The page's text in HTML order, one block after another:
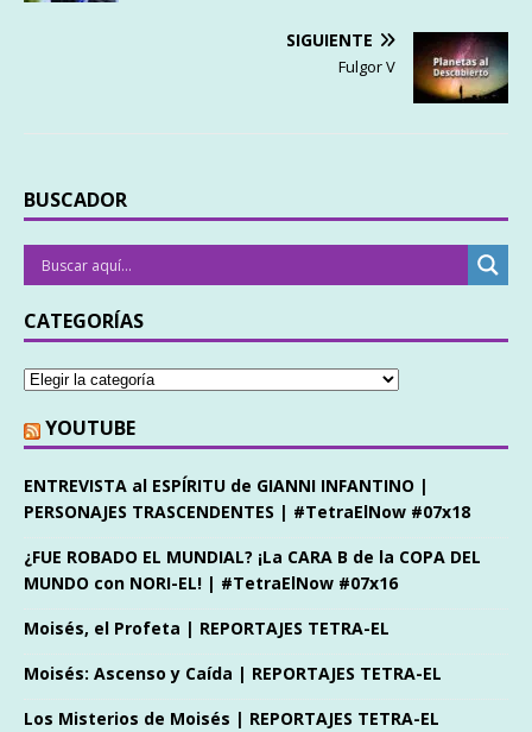
SIGUIENTE
Fulgor V
BUSCADOR
CATEGORÍAS
YOUTUBE
ENTREVISTA al ESPÍRITU de GIANNI INFANTINO |
PERSONAJES TRASCENDENTES | #TetraElNow #07x18
¿FUE ROBADO EL MUNDIAL? ¡La CARA B de la COPA DEL
MUNDO con NORI-EL! | #TetraElNow #07x16
Moisés, el Profeta | REPORTAJES TETRA-EL
Moisés: Ascenso y Caída | REPORTAJES TETRA-EL
Los Misterios de Moisés | REPORTAJES TETRA-EL